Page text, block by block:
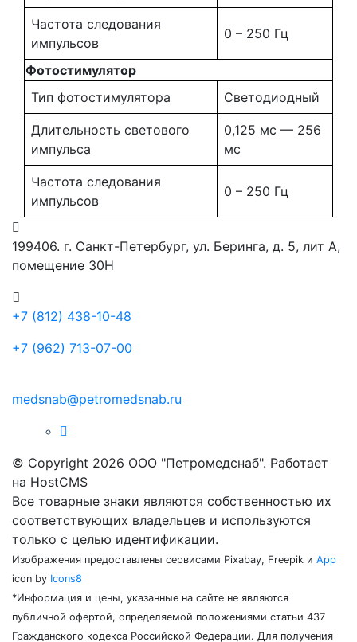
Частота следования
импульсов
0 – 250 Гц
Фотостимулятор
Тип фотостимулятора
Светодиодный
Длительность светового
импульса
0,125 мс — 256
мс
Частота следования
импульсов
0 – 250 Гц
199406. г. Санкт-Петербург, ул. Беринга, д. 5, лит А,
помещение 30Н
+7 (812) 438-10-48
+7 (962) 713-07-00
medsnab@petromedsnab.ru
© Copyright 2026 ООО "Петромедснаб". Работает
на HostCMS
Все товарные знаки являются собственностью их
соответствующих владельцев и используются
только с целью идентификации.
Изображения предоставлены сервисами Pixabay, Freepik и App
icon by Icons8
*Информация и цены, указанные на сайте не являются
публичной офертой, определяемой положениями статьи 437
Гражданского кодекса Российской Федерации. Для получения